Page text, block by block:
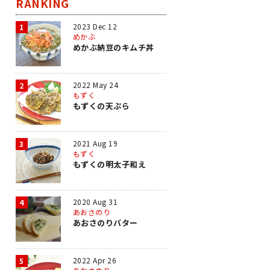
1
2023 Dec 12
めかぶ
めかぶ納豆のキムチ丼
2
2022 May 24
もずく
もずくの天ぷら
3
2021 Aug 19
もずく
もずくの明太子和え
4
2020 Aug 31
あおさのり
あおさのりバター
5
2022 Apr 26